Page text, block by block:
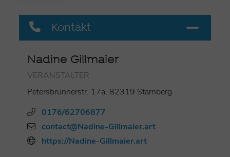
Kontakt
Nadine Gillmaier
VERANSTALTER
Petersbrunnerstr. 17a, 82319 Starnberg
0176/62706877
contact@Nadine-Gillmaier.art
https://Nadine-Gillmaier.art